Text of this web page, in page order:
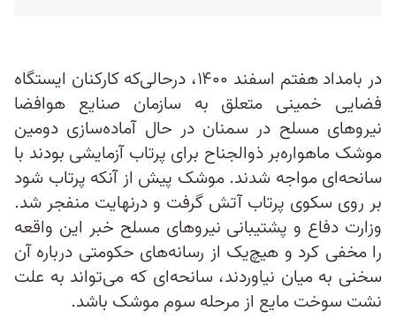
در بامداد هفتم اسفند ۱۴۰۰، درحالی‌که کارکنان ایستگاه
فضایی خمینی متعلق به سازمان صنایع هوافضا
نیروهای مسلح در سمنان در حال آماده‌سازی دومین
موشک ماهواره‌بر ذوالجناح برای پرتاب آزمایشی بودند با
سانحه‌ای مواجه شدند. موشک پیش از آنکه پرتاب شود
بر روی سکوی پرتاب آتش گرفت و درنهایت منفجر شد.
وزارت دفاع و پشتیبانی نیروهای مسلح خبر این واقعه
را مخفی کرد و هیچ‌یک از رسانه‌های حکومتی درباره آن
سخنی به میان نیاوردند، سانحه‌ای که می‌تواند به علت
نشت سوخت مایع از مرحله سوم موشک باشد.